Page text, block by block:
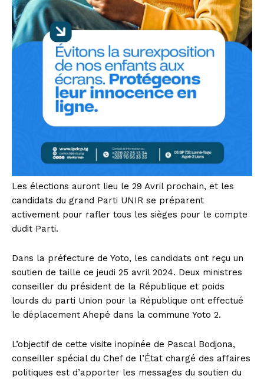
Les élections auront lieu le 29 Avril prochain, et les
candidats du grand Parti UNIR se préparent
activement pour rafler tous les sièges pour le compte
dudit Parti.
Dans la préfecture de Yoto, les candidats ont reçu un
soutien de taille ce jeudi 25 avril 2024. Deux ministres
conseiller du président de la République et poids
lourds du parti Union pour la République ont effectué
le déplacement Ahepé dans la commune Yoto 2.
L’objectif de cette visite inopinée de Pascal Bodjona,
conseiller spécial du Chef de l’État chargé des affaires
politiques est d’apporter les messages du soutien du